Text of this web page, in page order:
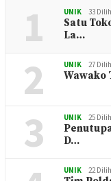
1 UNIK 33
Satu
La…
2 UNIK 27
Wawako
3 UNIK 25
D…
UNIK 22